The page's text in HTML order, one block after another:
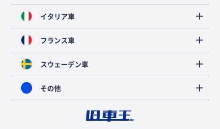
イタリア車
フランス車
スウェーデン車
その他